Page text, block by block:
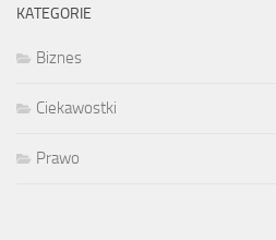
KATEGORIE
Biznes
Ciekawostki
Prawo